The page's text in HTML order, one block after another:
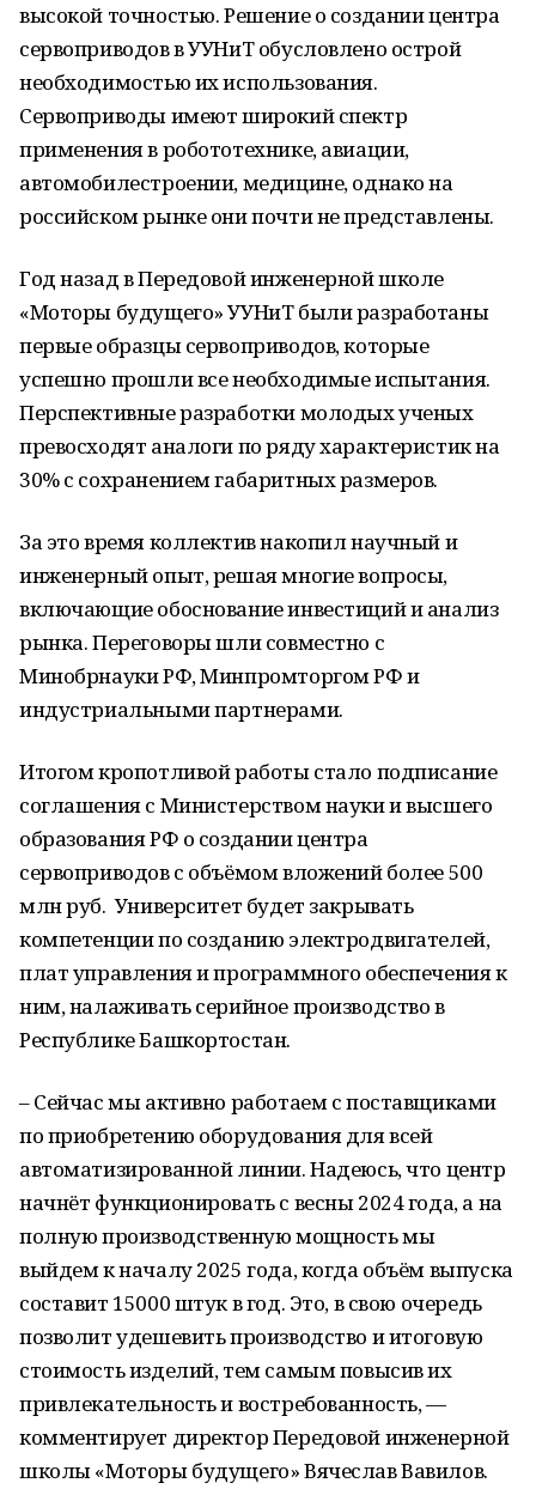
высокой точностью. Решение о создании центра
сервоприводов в УУНиТ обусловлено острой
необходимостью их использования.
Сервоприводы имеют широкий спектр
применения в робототехнике, авиации,
автомобилестроении, медицине, однако на
российском рынке они почти не представлены.
Год назад в Передовой инженерной школе
«Моторы будущего» УУНиТ были разработаны
первые образцы сервоприводов, которые
успешно прошли все необходимые испытания.
Перспективные разработки молодых ученых
превосходят аналоги по ряду характеристик на
30% с сохранением габаритных размеров.
За это время коллектив накопил научный и
инженерный опыт, решая многие вопросы,
включающие обоснование инвестиций и анализ
рынка. Переговоры шли совместно с
Минобрнауки РФ, Минпромторгом РФ и
индустриальными партнерами.
Итогом кропотливой работы стало подписание
соглашения с Министерством науки и высшего
образования РФ о создании центра
сервоприводов с объёмом вложений более 500
млн руб. Университет будет закрывать
компетенции по созданию электродвигателей,
плат управления и программного обеспечения к
ним, налаживать серийное производство в
Республике Башкортостан.
– Сейчас мы активно работаем с поставщиками
по приобретению оборудования для всей
автоматизированной линии. Надеюсь, что центр
начнёт функционировать с весны 2024 года, а на
полную производственную мощность мы
выйдем к началу 2025 года, когда объём выпуска
составит 15000 штук в год. Это, в свою очередь
позволит удешевить производство и итоговую
стоимость изделий, тем самым повысив их
привлекательность и востребованность, —
комментирует директор Передовой инженерной
школы «Моторы будущего» Вячеслав Вавилов.